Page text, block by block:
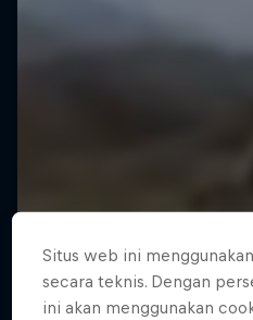
Situs web ini
secara teknis. Dengan
ini akan menggunakan